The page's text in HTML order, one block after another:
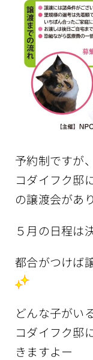
予約制ですが
コダイフク邸
の譲渡会があ
５月の日程は
都合がつけば
どんな子がい
コダイフク邸
きますよー